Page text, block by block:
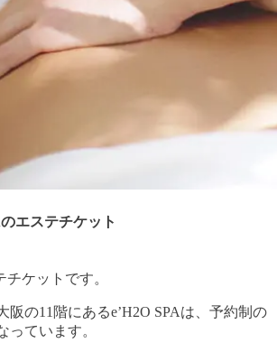
エステチケット
チケットです。
阪の11階にあるe’H2O SPAは、予約制の
っています。